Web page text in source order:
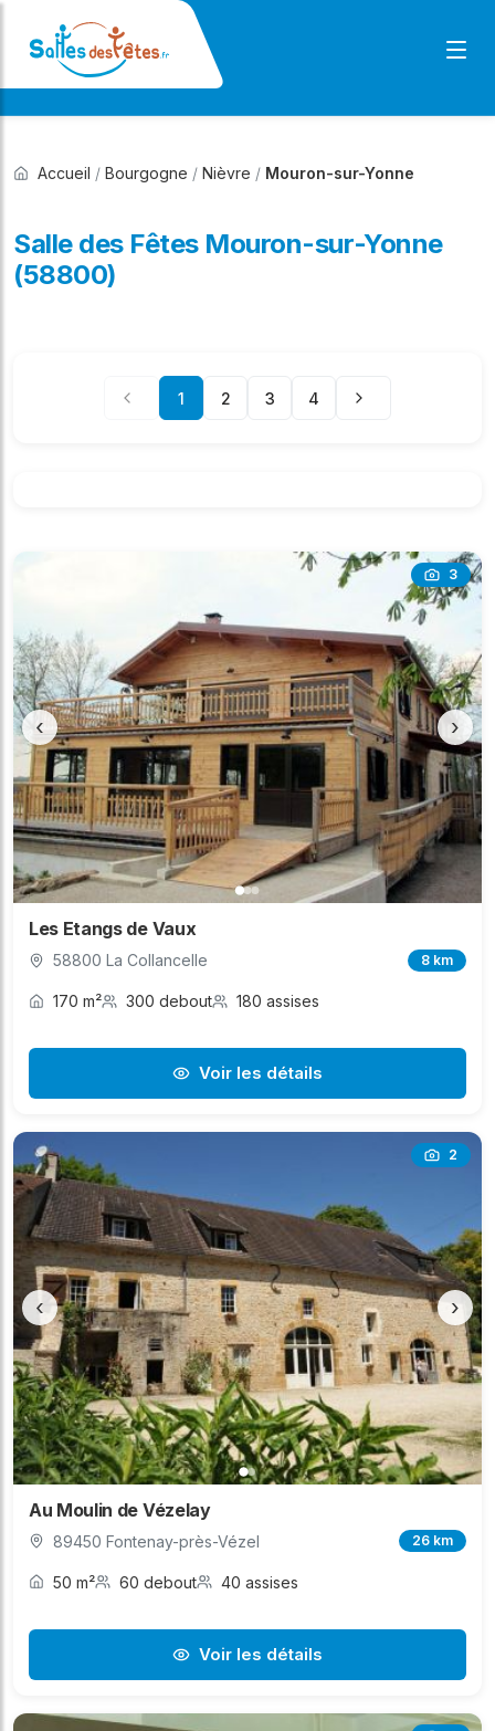
Accueil / Bourgogne / Nièvre / Mouron-sur-Yonne
Salle des Fêtes Mouron-sur-Yonne
(58800)
1 2 3 4
3
‹ ›
Les Etangs de Vaux
58800 La Collancelle 8 km
170 m² 300 debout 180 assises
Voir les détails
2
‹ ›
Au Moulin de Vézelay
89450 Fontenay-près-Vézel 26 km
50 m² 60 debout 40 assises
Voir les détails